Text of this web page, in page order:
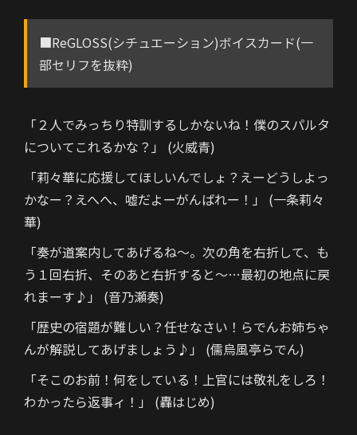
■ReGLOSS(シチュエーション)ボイスカード(一
部セリフを抜粋)
「２人でみっちり特訓するしかないね！僕のスパルタ
についてこれるかな？」 (火威青)
「莉々華に応援してほしいんでしょ？えーどうしよっ
かなー？えへへ、嘘だよーがんばれー！」 (一条莉々
華)
「奏が道案内してあげるね～。次の角を右折して、も
う１回右折、そのあと右折すると～…最初の地点に戻
れまーす♪」 (音乃瀬奏)
「歴史の宿題が難しい？任せなさい！らでんお姉ちゃ
んが解説してあげましょう♪」 (儒烏風亭らでん)
「そこのお前！何をしている！上官には敬礼をしろ！
わかったら返事ィ！」 (轟はじめ)